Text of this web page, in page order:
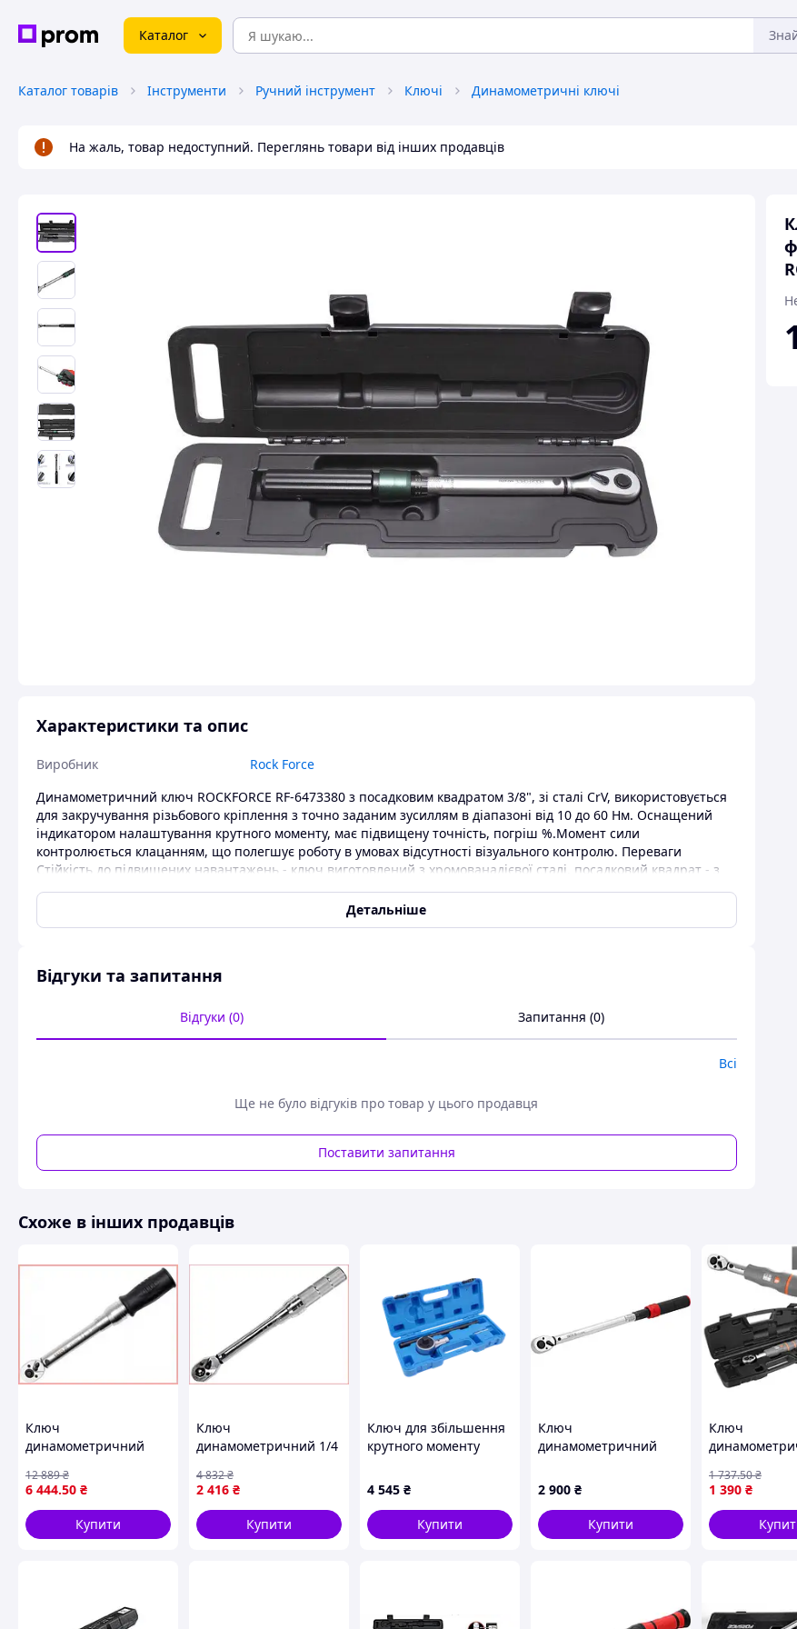
Каталог
Каталог товарів Інструменти Ручний інструмент Ключі Динамометричні ключі
На жаль, товар недоступний. Переглянь товари від інших продавців
Характеристики та опис
Виробник
Rock Force
Динамометричний ключ ROCKFORCE RF-6473380 з посадковим квадратом 3/8", зі сталі CrV, використовується
для закручування різьбового кріплення з точно заданим зусиллям в діапазоні від 10 до 60 Нм. Оснащений
індикатором налаштування крутного моменту, має підвищену точність, погріш %.Момент сили
контролюється клацанням, що полегшує роботу в умовах відсутності візуального контролю. Переваги
Стійкість до підвищених навантажень - ключ виготовлений з хромованадієвої сталі, посадковий квадрат - з
хромомолібденової сталі.Довговічність – поверхня інструменту хромована для надійного захисту від
корозії.Зручна робота в обмеженому просторі - тріскачковий механізм полегшує затягування
кріплення.Проста установка та заміна насадки – механізм швидкого скидання дозволяє моментально знімати
поставляється у пластиковому кейсі.
Детальніше
Відгуки та запитання
Відгуки (0) Запитання (0)
Всі
Ще не було відгуків про товар у цього продавця
Поставити запитання
Схоже в інших продавців
Ключ
динамометричний
точного затягування
2-10 Нм з кейсом 281
мм
6 444.50 ₴
12 889₴
Купити
Ключ
динамометричний 1/4
для автомобіля та
ремонту з металевою
ручкою
2 416 ₴
4 832₴
Купити
Ключ для збільшення
крутного моменту
500Нм>1500Нм Viktec
VT18534E
4 545 ₴
Купити
Ключ
динамометричний
40- 220 Нм, L= 485- 505
мм [6]
2 900 ₴
Купити
Ключ
Інструмент для
точного
1 390 ₴
1 737.50₴